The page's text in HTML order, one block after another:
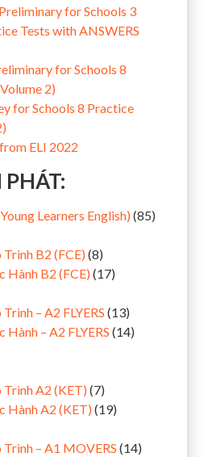
for Schools 3
Tests with ANSWERS
for Schools 8
2)
for Schools 8 Practice
ELI 2022
PHÁT:
Learners English) (85)
Trình B2 (FCE) (8)
Hành B2 (FCE) (17)
– A2 FLYERS (13)
Hành – A2 FLYERS (14)
Trình A2 (KET) (7)
Hành A2 (KET) (19)
Trình – A1 MOVERS (14)